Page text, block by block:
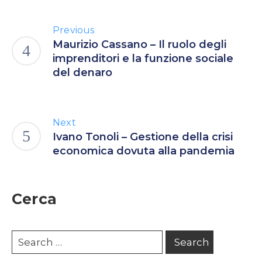
Previous
Maurizio Cassano – Il ruolo degli
imprenditori e la funzione sociale
del denaro
Next
Ivano Tonoli – Gestione della crisi
economica dovuta alla pandemia
Cerca